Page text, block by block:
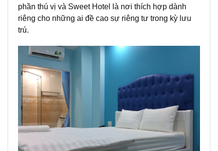
phần thú vị và Sweet Hotel là nơi thích hợp dành
riêng cho những ai đề cao sự riêng tư trong kỳ lưu
trú.